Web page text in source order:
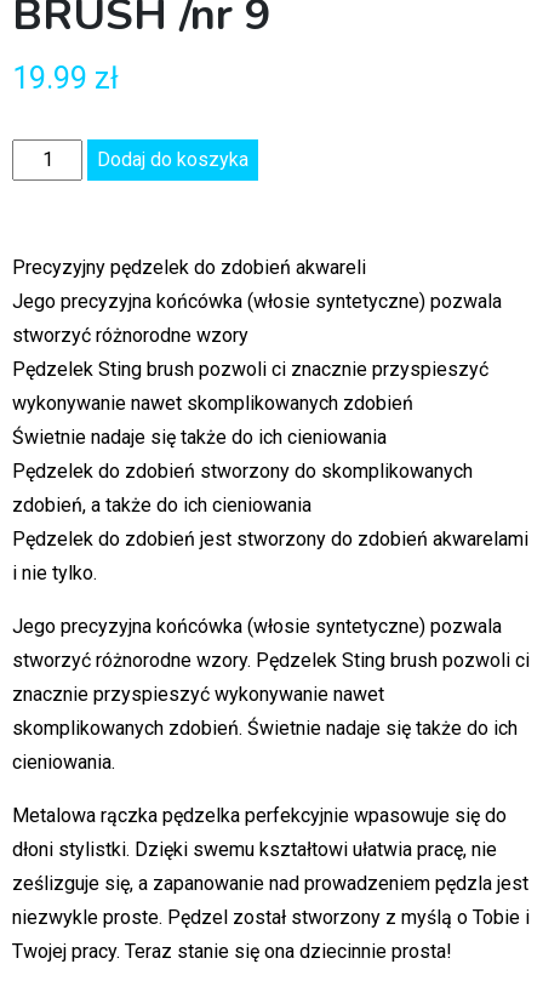
BRUSH /nr 9
19.99 zł
Dodaj do koszyka
Precyzyjny pędzelek do zdobień akwareli
Jego precyzyjna końcówka (włosie syntetyczne) pozwala
stworzyć różnorodne wzory
Pędzelek Sting brush pozwoli ci znacznie przyspieszyć
wykonywanie nawet skomplikowanych zdobień
Świetnie nadaje się także do ich cieniowania
Pędzelek do zdobień stworzony do skomplikowanych
zdobień, a także do ich cieniowania
Pędzelek do zdobień jest stworzony do zdobień akwarelami
i nie tylko.
Jego precyzyjna końcówka (włosie syntetyczne) pozwala
stworzyć różnorodne wzory. Pędzelek Sting brush pozwoli ci
znacznie przyspieszyć wykonywanie nawet
skomplikowanych zdobień. Świetnie nadaje się także do ich
cieniowania.
Metalowa rączka pędzelka perfekcyjnie wpasowuje się do
dłoni stylistki. Dzięki swemu kształtowi ułatwia pracę, nie
ześlizguje się, a zapanowanie nad prowadzeniem pędzla jest
niezwykle proste. Pędzel został stworzony z myślą o Tobie i
Twojej pracy. Teraz stanie się ona dziecinnie prosta!